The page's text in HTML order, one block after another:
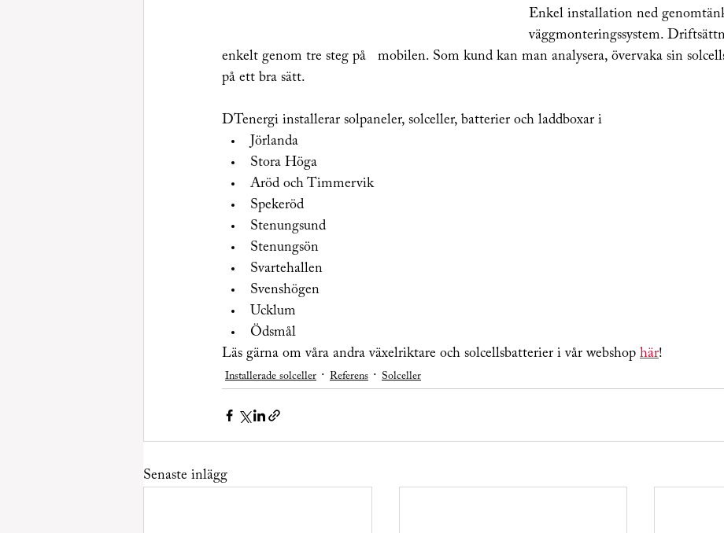
Enkel installation ned
väggmonteringssystem.
enkelt genom tre steg på   mobilen. Som kund kan man analysera, övervaka sin
på ett bra sätt.
DTenergi installerar solpaneler, solceller, batterier och laddboxar i
Jörlanda
Stora Höga
Aröd och Timmervik
Spekeröd
Stenungsund
Stenungsön
Svartehallen
Svenshögen
Ucklum
Ödsmål
Läs gärna om våra andra växelriktare och solcellsbatterier i vår webshop här!
Installerade solceller Referens Solceller
Senaste inlägg